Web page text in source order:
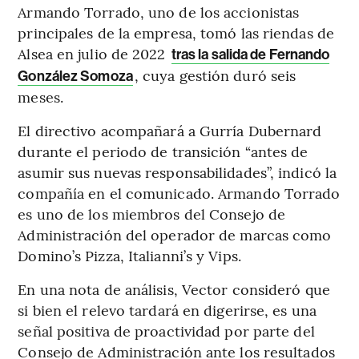
Armando Torrado, uno de los accionistas
principales de la empresa, tomó las riendas de
Alsea en julio de 2022 tras la salida de Fernando
González Somoza, cuya gestión duró seis
meses.
El directivo acompañará a Gurría Dubernard
durante el periodo de transición “antes de
asumir sus nuevas responsabilidades”, indicó la
compañía en el comunicado. Armando Torrado
es uno de los miembros del Consejo de
Administración del operador de marcas como
Domino’s Pizza, Italianni’s y Vips.
En una nota de análisis, Vector consideró que
si bien el relevo tardará en digerirse, es una
señal positiva de proactividad por parte del
Consejo de Administración ante los resultados